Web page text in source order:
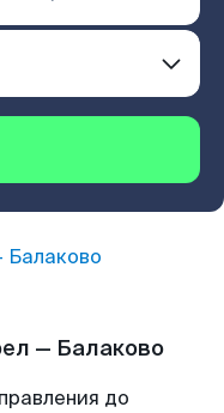
Балаково
— Балаково
до